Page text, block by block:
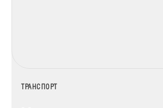
НАЗВАНИЕ КОЛЛЕКЦИИ
ТРАНСПОРТ